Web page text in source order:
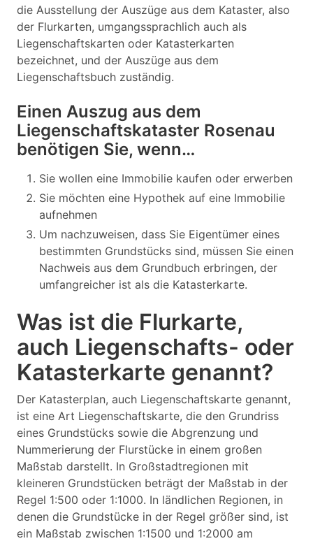
die Ausstellung der Auszüge aus dem Kataster, also
der Flurkarten, umgangssprachlich auch als
Liegenschaftskarten oder Katasterkarten
bezeichnet, und der Auszüge aus dem
Liegenschaftsbuch zuständig.
Einen Auszug aus dem
Liegenschaftskataster Rosenau
benötigen Sie, wenn…
Sie wollen eine Immobilie kaufen oder erwerben
Sie möchten eine Hypothek auf eine Immobilie
aufnehmen
Um nachzuweisen, dass Sie Eigentümer eines
bestimmten Grundstücks sind, müssen Sie einen
Nachweis aus dem Grundbuch erbringen, der
umfangreicher ist als die Katasterkarte.
Was ist die Flurkarte,
auch Liegenschafts- oder
Katasterkarte genannt?
Der Katasterplan, auch Liegenschaftskarte genannt,
ist eine Art Liegenschaftskarte, die den Grundriss
eines Grundstücks sowie die Abgrenzung und
Nummerierung der Flurstücke in einem großen
Maßstab darstellt. In Großstadtregionen mit
kleineren Grundstücken beträgt der Maßstab in der
Regel 1:500 oder 1:1000. In ländlichen Regionen, in
denen die Grundstücke in der Regel größer sind, ist
ein Maßstab zwischen 1:1500 und 1:2000 am